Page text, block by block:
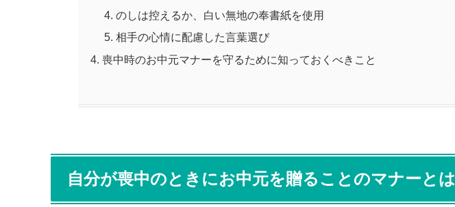
のしは控えるか、白い無地の奉書紙を使用
相手の心情に配慮した言葉選び
喪中時のお中元マナーを守るために知っておくべきこと
自分が喪中のときにお中元を贈ることのマナーとは